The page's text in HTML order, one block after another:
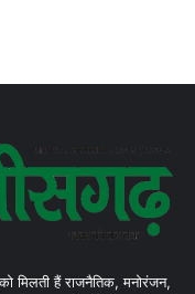
मिलती हैं राजनैतिक, मनोरंजन,